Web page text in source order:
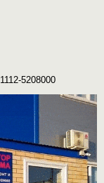
5208000